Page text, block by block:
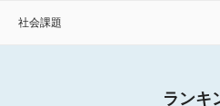
社会課題
ランキ